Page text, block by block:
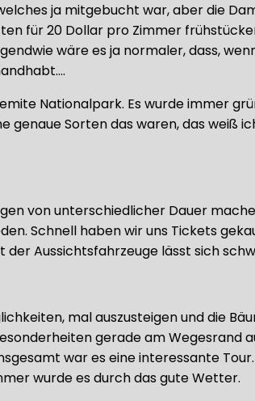
ja mitgebucht war, aber die
für 20 Dollar pro Zimmer
wäre es ja normaler, dass,
Nationalpark. Es wurde immer
Sorten das waren, das weiß
von unterschiedlicher Dauer
Schnell haben wir uns Tickets
Aussichtsfahrzeuge lässt sich
mal auszusteigen und die
gerade am
war es eine interessante
wurde es durch das gute Wetter.